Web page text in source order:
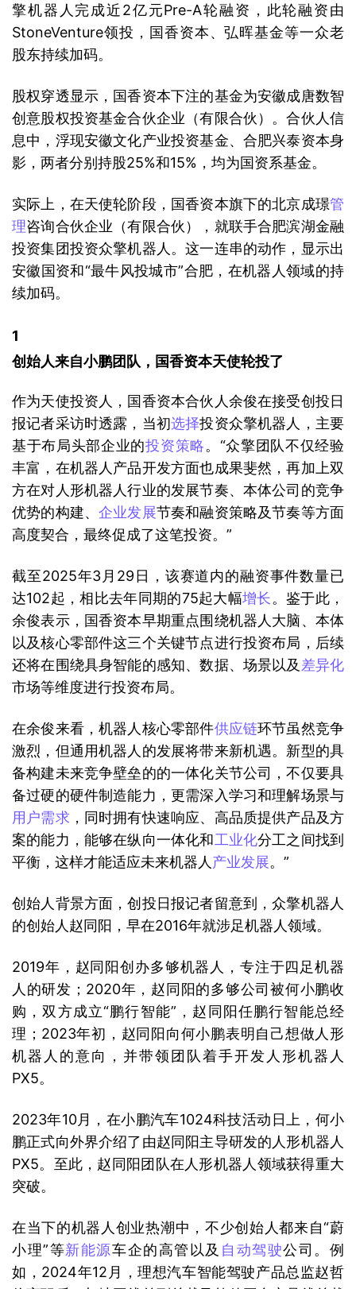
擎机器人完成近2亿元Pre-A轮融资，此轮融资由
StoneVenture领投，国香资本、弘晖基金等一众老
股东持续加码。
股权穿透显示，国香资本下注的基金为安徽成唐数智
创意股权投资基金合伙企业（有限合伙）。合伙人信
息中，浮现安徽文化产业投资基金、合肥兴泰资本身
影，两者分别持股25%和15%，均为国资系基金。
实际上，在天使轮阶段，国香资本旗下的北京成璟管
理咨询合伙企业（有限合伙），就联手合肥滨湖金融
投资集团投资众擎机器人。这一连串的动作，显示出
安徽国资和“最牛风投城市”合肥，在机器人领域的持
续加码。
1
创始人来自小鹏团队，国香资本天使轮投了
作为天使投资人，国香资本合伙人余俊在接受创投日
报记者采访时透露，当初选择投资众擎机器人，主要
基于布局头部企业的投资策略。“众擎团队不仅经验
丰富，在机器人产品开发方面也成果斐然，再加上双
方在对人形机器人行业的发展节奏、本体公司的竞争
优势的构建、企业发展节奏和融资策略及节奏等方面
高度契合，最终促成了这笔投资。”
截至2025年3月29日，该赛道内的融资事件数量已
达102起，相比去年同期的75起大幅增长。鉴于此，
余俊表示，国香资本早期重点围绕机器人大脑、本体
以及核心零部件这三个关键节点进行投资布局，后续
还将在围绕具身智能的感知、数据、场景以及 差异化
市场等维度进行投资布局。
在余俊来看，机器人核心零部件供应链环节虽然竞争
激烈，但通用机器人的发展将带来新机遇。新型的具
备构建未来竞争壁垒的的一体化关节公司，不仅要具
备过硬的硬件制造能力，更需深入学习和理解场景与
用户需求 ，同时拥有快速响应、高品质提供产品及方
案的能力，能够在纵向一体化和工业化分工之间找到
平衡，这样才能适应未来机器人产业发展。”
创始人背景方面，创投日报记者留意到，众擎机器人
的创始人赵同阳，早在2016年就涉足机器人领域。
2019年，赵同阳创办多够机器人，专注于四足机器
人的研发；2020年，赵同阳的多够公司被何小鹏收
购，双方成立“鹏行智能”，赵同阳任鹏行智能总经
理；2023年初，赵同阳向何小鹏表明自己想做人形
机器人的意向，并带领团队着手开发人形机器人
PX5。
2023年10月，在小鹏汽车1024科技活动日上，何小
鹏正式向外界介绍了由赵同阳主导研发的人形机器人
PX5。至此，赵同阳团队在人形机器人领域获得重大
突破。
在当下的机器人创业热潮中，不少创始人都来自“蔚
小理”等新能源车企的高管以及 自动驾驶公司。例
如，2024年12月，理想汽车智能驾驶产品总监赵哲